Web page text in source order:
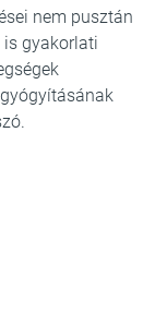
nem pusztán
is gyakorlati